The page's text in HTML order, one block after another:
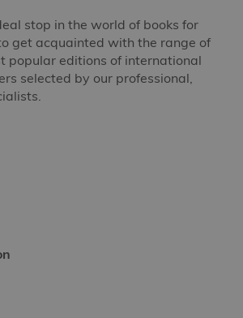
stop in the world of books for
get acquainted with the range of
popular editions of international
selected by our professional,